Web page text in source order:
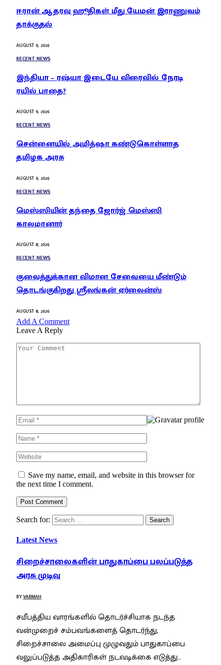
ஈரான் ஆதரவு ஹூதிகள் மீது யேமன் இராணுவம்
தாக்குதல்
AUGUST 9, 2026
RECENT NEWS
இந்தியா – ரஷ்யா இடையே விரைவில் நேரடி
ரயில் பாதை?
AUGUST 9, 2026
RECENT NEWS
சென்னையில் அமித்ஷா கண்டுகொள்ளாத
தமிழக அரசு
AUGUST 9, 2026
RECENT NEWS
மெஸ்ஸியின் தந்தை ஜோர்ஜ் மெஸ்ஸி
காலமானார்
AUGUST 8, 2026
RECENT NEWS
குவைத்துக்கான விமான சேவையை மீண்டும்
தொடங்குகிறது ஸ்ரீலங்கன் ஏர்லைன்ஸ்
AUGUST 8, 2026
Add A Comment
Leave A Reply
Save my name, email, and website in this browser for
the next time I comment.
Search for:
Latest News
சிறைச்சாலைகளின் பாதுகாப்பை பலப்படுத்த
அரசு முடிவு
BYVARMAH
சமீபத்திய வாரங்களில் தொடர்ச்சியாக நடந்த
வன்முறைச் சம்பவங்களைத் தொடர்ந்து,
சிறைச்சாலை அமைப்பு முழுவதும் பாதுகாப்பை
வலுப்படுத்த அதிகாரிகள் நடவடிக்கை எடுத்து…